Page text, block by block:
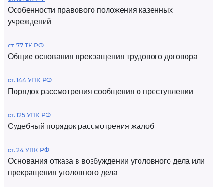
Особенности правового положения казенных
учреждений
ст. 77 ТК РФ
Общие основания прекращения трудового договора
ст. 144 УПК РФ
Порядок рассмотрения сообщения о преступлении
ст. 125 УПК РФ
Судебный порядок рассмотрения жалоб
ст. 24 УПК РФ
Основания отказа в возбуждении уголовного дела или
прекращения уголовного дела